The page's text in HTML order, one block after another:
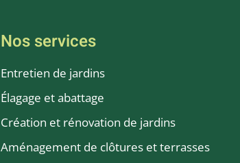
Nos services
Entretien de jardins
Élagage et abattage
Création et rénovation de jardins
Aménagement de clôtures et terrasses